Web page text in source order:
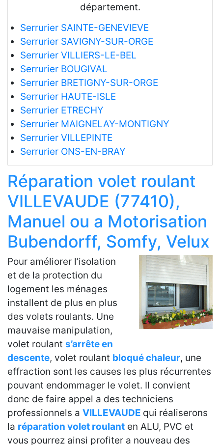
département.
Serrurier SAINTE-GENEVIEVE
Serrurier SAVIGNY-SUR-ORGE
Serrurier VILLIERS-LE-BEL
Serrurier BOUGIVAL
Serrurier BRETIGNY-SUR-ORGE
Serrurier HAUTE-ISLE
Serrurier ETRECHY
Serrurier MAIGNELAY-MONTIGNY
Serrurier VILLEPINTE
Serrurier ONS-EN-BRAY
Réparation volet roulant
VILLEVAUDE (77410),
Manuel ou a Motorisation
Bubendorff, Somfy, Velux
Pour améliorer l’isolation
et de la protection du
logement les ménages
installent de plus en plus
des volets roulants. Une
mauvaise manipulation,
volet roulant s’arrête en
descente, volet roulant bloqué chaleur, une
effraction sont les causes les plus récurrentes
pouvant endommager le volet. Il convient
donc de faire appel a des techniciens
professionnels a VILLEVAUDE qui réaliserons
la réparation volet roulant en ALU, PVC et
vous pourrez ainsi profiter a nouveau des